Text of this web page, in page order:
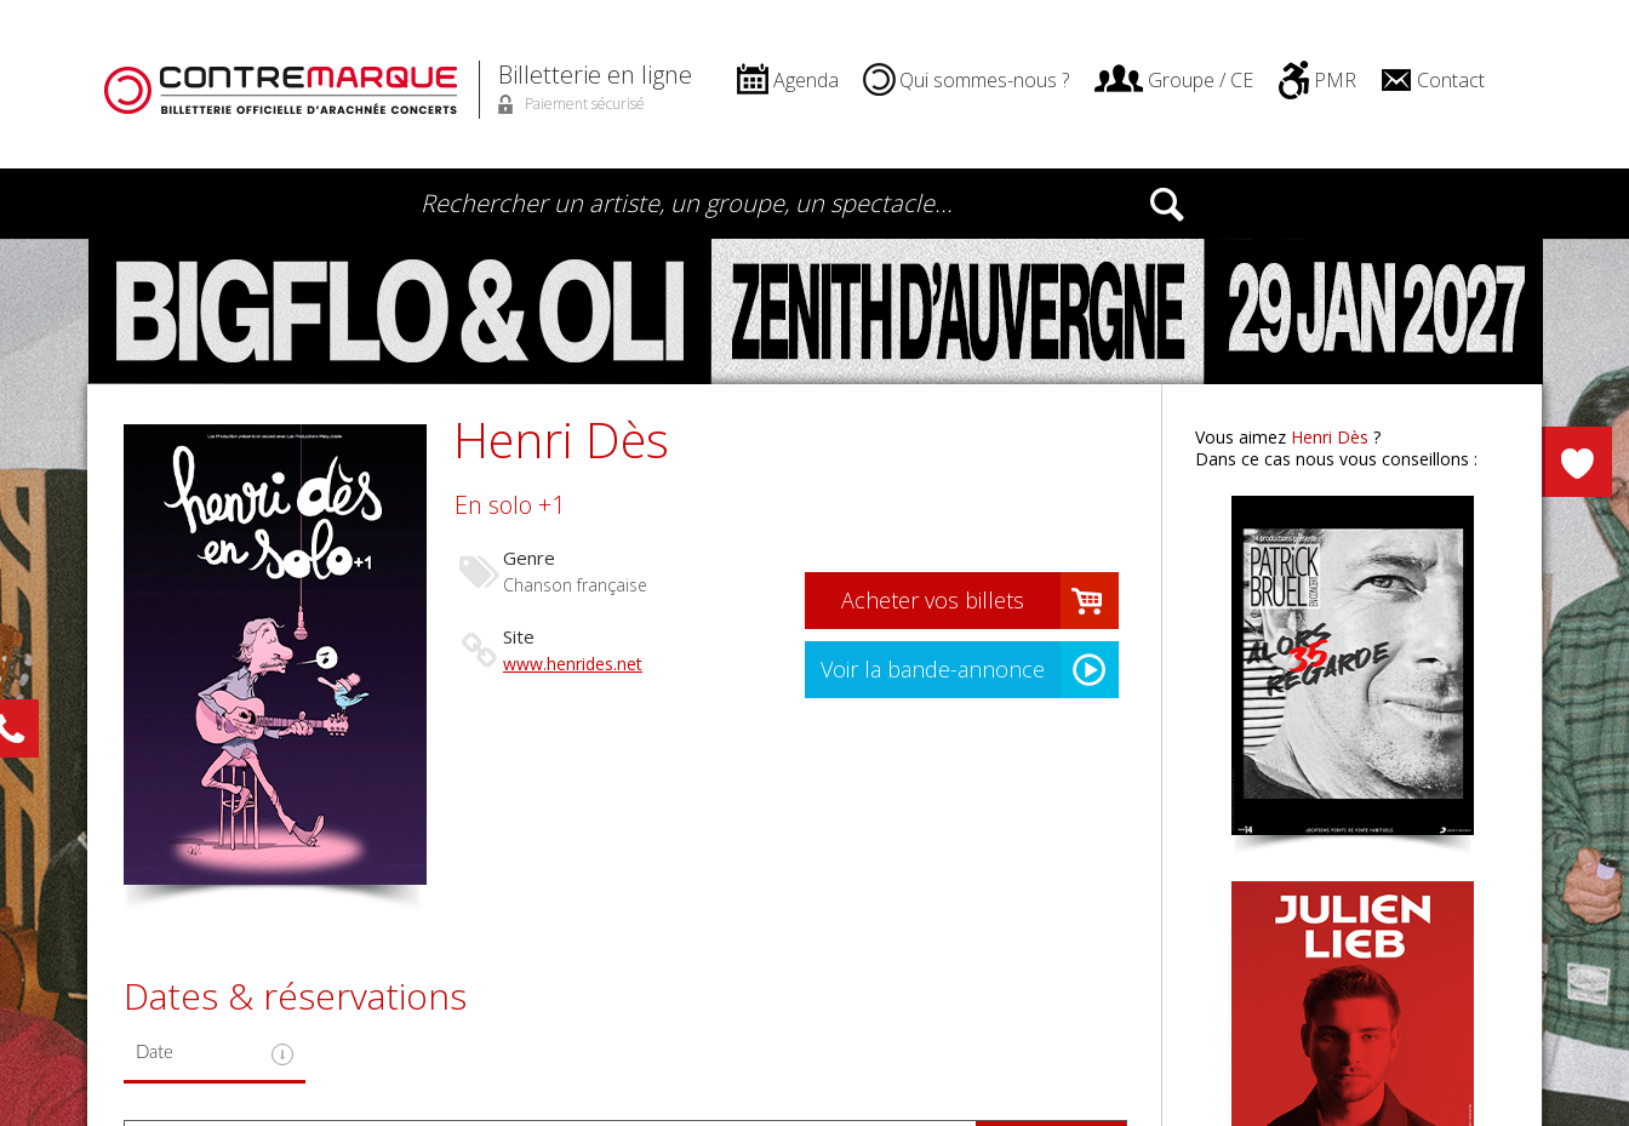
Billetterie en ligne
Paiement sécurisé
Agenda Qui sommes-nous ? Groupe / CE PMR Contact
Henri Dès
En solo +1
Genre
Chanson française
Site
www.henrides.net
Acheter vos billets
Voir la bande-annonce
Dates & réservations
Vous aimez Henri Dès ?
Dans ce cas nous vous conseillons :
Patrick Bruel
Clermont-Fd
Julien Lieb
Clermont-Fd
Alizée
Lyon